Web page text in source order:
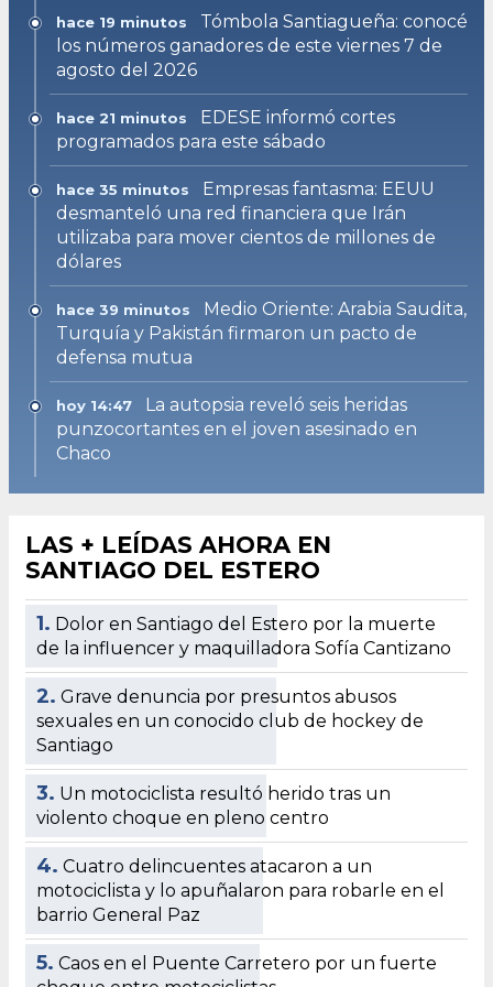
hace 19 minutos
Tómbola Santiagueña: conocé
los números ganadores de este viernes 7 de
agosto del 2026
hace 21 minutos
EDESE informó cortes
programados para este sábado
hace 35 minutos
Empresas fantasma: EEUU
desmanteló una red financiera que Irán
utilizaba para mover cientos de millones de
dólares
hace 39 minutos
Medio Oriente: Arabia Saudita,
Turquía y Pakistán firmaron un pacto de
defensa mutua
hoy 14:47
La autopsia reveló seis heridas
punzocortantes en el joven asesinado en
Chaco
LAS + LEÍDAS AHORA EN
SANTIAGO DEL ESTERO
1. Dolor en Santiago del Estero por la muerte
de la influencer y maquilladora Sofía Cantizano
2. Grave denuncia por presuntos abusos
sexuales en un conocido club de hockey de
Santiago
3. Un motociclista resultó herido tras un
violento choque en pleno centro
4. Cuatro delincuentes atacaron a un
motociclista y lo apuñalaron para robarle en el
barrio General Paz
5. Caos en el Puente Carretero por un fuerte